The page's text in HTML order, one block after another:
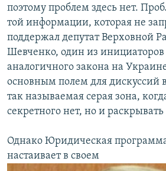
поэтому проблем здесь нет.
той информации, которая не
поддержал депутат Верховной
Шевченко, один из инициаторов
аналогичного закона на
основным полем для дискуссий
так называемая серая зона,
секретного нет, но и раскрывать
Однако Юридическая
настаивает в своем